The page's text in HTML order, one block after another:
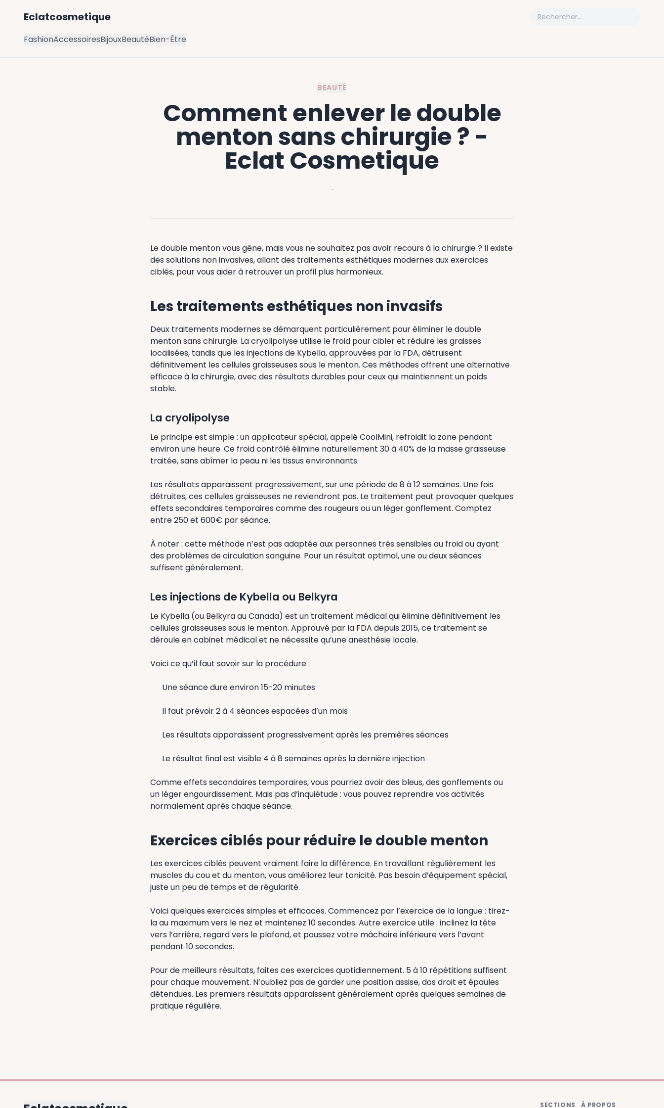
Eclatcosmetique
FashionAccessoiresBijouxBeautéBien-Être
BEAUTÉ
Comment enlever le double
menton sans chirurgie ? -
Eclat Cosmetique
·
Le double menton vous gêne, mais vous ne souhaitez pas avoir recours à la chirurgie ? Il existe
des solutions non invasives, allant des traitements esthétiques modernes aux exercices
ciblés, pour vous aider à retrouver un profil plus harmonieux.
Les traitements esthétiques non invasifs
Deux traitements modernes se démarquent particulièrement pour éliminer le double
menton sans chirurgie. La cryolipolyse utilise le froid pour cibler et réduire les graisses
localisées, tandis que les injections de Kybella, approuvées par la FDA, détruisent
définitivement les cellules graisseuses sous le menton. Ces méthodes offrent une alternative
efficace à la chirurgie, avec des résultats durables pour ceux qui maintiennent un poids
stable.
La cryolipolyse
Le principe est simple : un applicateur spécial, appelé CoolMini, refroidit la zone pendant
environ une heure. Ce froid contrôlé élimine naturellement 30 à 40% de la masse graisseuse
traitée, sans abîmer la peau ni les tissus environnants.
Les résultats apparaissent progressivement, sur une période de 8 à 12 semaines. Une fois
détruites, ces cellules graisseuses ne reviendront pas. Le traitement peut provoquer quelques
effets secondaires temporaires comme des rougeurs ou un léger gonflement. Comptez
entre 250 et 600€ par séance.
À noter : cette méthode n’est pas adaptée aux personnes très sensibles au froid ou ayant
des problèmes de circulation sanguine. Pour un résultat optimal, une ou deux séances
suffisent généralement.
Les injections de Kybella ou Belkyra
Le Kybella (ou Belkyra au Canada) est un traitement médical qui élimine définitivement les
cellules graisseuses sous le menton. Approuvé par la FDA depuis 2015, ce traitement se
déroule en cabinet médical et ne nécessite qu’une anesthésie locale.
Voici ce qu’il faut savoir sur la procédure :
Une séance dure environ 15-20 minutes
Il faut prévoir 2 à 4 séances espacées d’un mois
Les résultats apparaissent progressivement après les premières séances
Le résultat final est visible 4 à 8 semaines après la dernière injection
Comme effets secondaires temporaires, vous pourriez avoir des bleus, des gonflements ou
un léger engourdissement. Mais pas d’inquiétude : vous pouvez reprendre vos activités
normalement après chaque séance.
Exercices ciblés pour réduire le double menton
Les exercices ciblés peuvent vraiment faire la différence. En travaillant régulièrement les
muscles du cou et du menton, vous améliorez leur tonicité. Pas besoin d’équipement spécial,
juste un peu de temps et de régularité.
Voici quelques exercices simples et efficaces. Commencez par l’exercice de la langue : tirez-
la au maximum vers le nez et maintenez 10 secondes. Autre exercice utile : inclinez la tête
vers l’arrière, regard vers le plafond, et poussez votre mâchoire inférieure vers l’avant
pendant 10 secondes.
Pour de meilleurs résultats, faites ces exercices quotidiennement. 5 à 10 répétitions suffisent
pour chaque mouvement. N’oubliez pas de garder une position assise, dos droit et épaules
détendues. Les premiers résultats apparaissent généralement après quelques semaines de
pratique régulière.
SECTIONS À PROPOS